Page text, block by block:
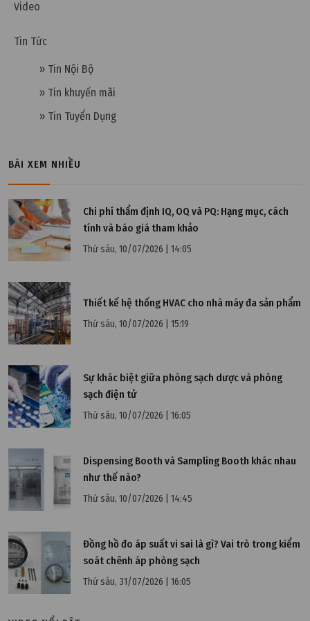
Tính toán lưu lượng gió thực tế so với thiết kế
Giải pháp cải tạo hệ thống HVAC mà không dừng
toàn bộ nhà máy
Thứ bảy, 28/03/2026 | 10:51
Đánh giá hiện trạng phòng sạch trước khi cải tạo
Video
Tin Tức
» Tin Nội Bộ
» Tin khuyến mãi
» Tin Tuyển Dụng
BÀI XEM NHIỀU
Chi phí thẩm định IQ, OQ và PQ: Hạng mục, cách
tính và báo giá tham khảo
Thứ sáu, 10/07/2026 | 14:05
Thiết kế hệ thống HVAC cho nhà máy đa sản phẩm
Thứ sáu, 10/07/2026 | 15:19
Sự khác biệt giữa phòng sạch dược và phòng
sạch điện tử
Thứ sáu, 10/07/2026 | 16:05
Dispensing Booth và Sampling Booth khác nhau
như thế nào?
Thứ sáu, 10/07/2026 | 14:45
Đồng hồ đo áp suất vi sai là gì? Vai trò trong kiểm
soát chênh áp phòng sạch
Thứ sáu, 31/07/2026 | 16:05